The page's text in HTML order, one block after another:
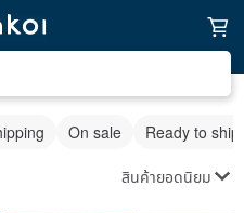
On sale Ready to ship
สินค้ายอดนิยม